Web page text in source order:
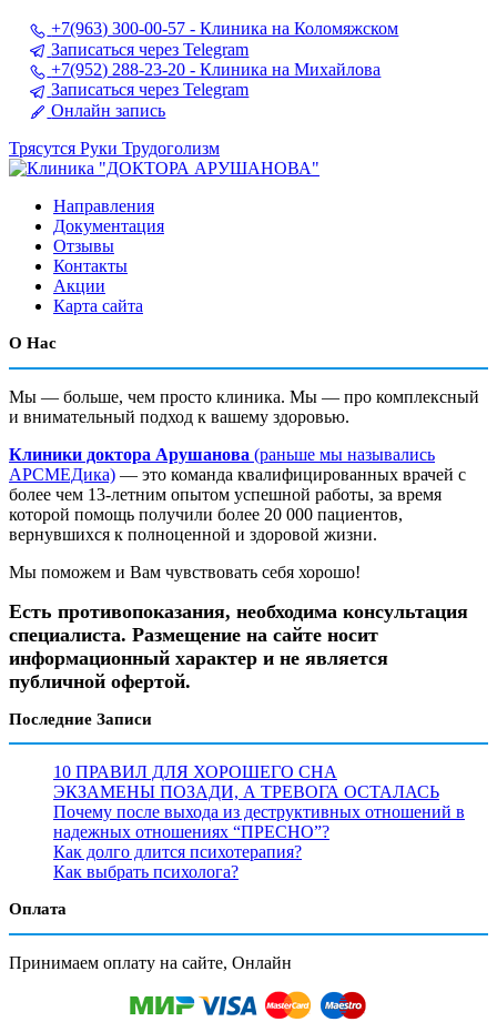
+7(963) 300-00-57 - Клиника на Коломяжском
Записаться через Telegram
+7(952) 288-23-20 - Клиника на Михайлова
Записаться через Telegram
Онлайн запись
Трясутся Руки Трудоголизм
Направления
Документация
Отзывы
Контакты
Акции
Карта сайта
О Нас
Мы — больше, чем просто клиника. Мы — про комплексный
и внимательный подход к вашему здоровью.
Клиники доктора Арушанова (раньше мы назывались
АРСМЕДика) — это команда квалифицированных врачей с
более чем 13-летним опытом успешной работы, за время
которой помощь получили более 20 000 пациентов,
вернувшихся к полноценной и здоровой жизни.
Мы поможем и Вам чувствовать себя хорошо!
Есть противопоказания, необходима консультация
специалиста. Размещение на сайте носит
информационный характер и не является
публичной офертой.
Последние Записи
10 ПРАВИЛ ДЛЯ ХОРОШЕГО СНА
ЭКЗАМЕНЫ ПОЗАДИ, А ТРЕВОГА ОСТАЛАСЬ
Почему после выхода из деструктивных отношений в
надежных отношениях “ПРЕСНО”?
Как долго длится психотерапия?
Как выбрать психолога?
Оплата
Принимаем оплату на сайте, Онлайн